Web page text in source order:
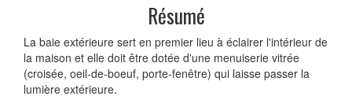
Résumé
La baie extérieure sert en premier lieu à éclairer l'intérieur de
la maison et elle doit être dotée d'une menuiserie vitrée
(croisée, oeil-de-boeuf, porte-fenêtre) qui laisse passer la
lumière extérieure.